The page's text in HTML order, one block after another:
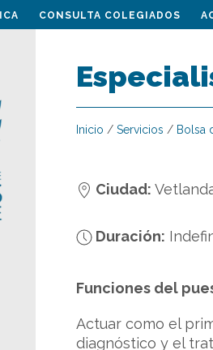
CONSULTA COLEGIADOS
Inicio / Servicios / Bolsa
Ciudad:
Duración:
Funciones del
Actuar como el
diagnóstico y el